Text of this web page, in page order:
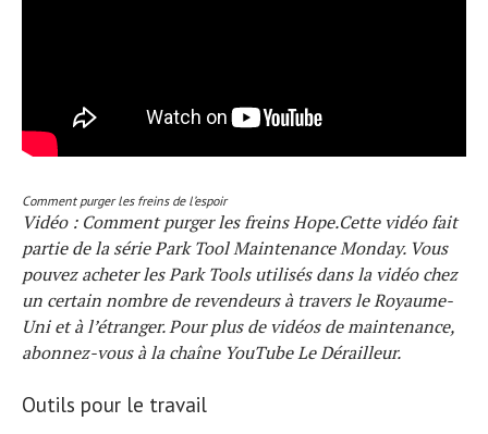
Comment purger les freins de l’espoir
Vidéo : Comment purger les freins Hope.Cette vidéo fait
partie de la série Park Tool Maintenance Monday. Vous
pouvez acheter les Park Tools utilisés dans la vidéo chez
un certain nombre de revendeurs à travers le Royaume-
Uni et à l’étranger. Pour plus de vidéos de maintenance,
abonnez-vous à la chaîne YouTube Le Dérailleur.
Outils pour le travail